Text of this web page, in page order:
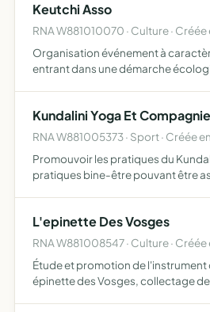
Keutchi Asso
RNA W881010070 · Culture ·
Organisation événement à
entrant dans une démarche
Kundalini Yoga Et
RNA W881005373 · Sport · Créée
Promouvoir les pratiques du
pratiques bine-être pouvant être
L'epinette Des Vosges
RNA W881008547 · Culture · Créée
Étude et promotion de l'instrument
épinette des Vosges, collectage